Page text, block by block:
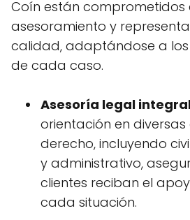
Coín están
asesoramiento y
calidad, adaptándose a los
de cada caso.
Asesoría legal
orientación en
derecho, incluyendo
y administrativo,
clientes reciban el
cada situación.